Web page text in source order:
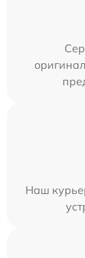
Наш